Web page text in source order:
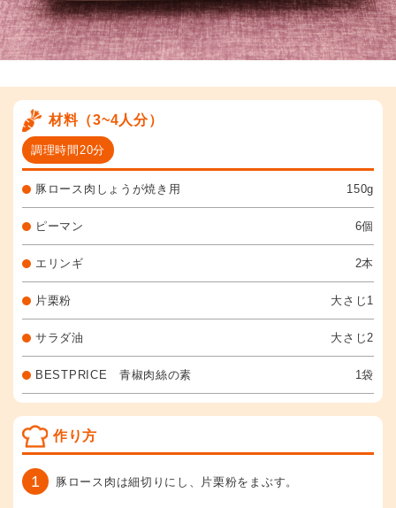
材料（3~4人分）
調理時間20分
豚ロース肉しょうが焼き用 150g
ピーマン 6個
エリンギ 2本
片栗粉 大さじ1
サラダ油 大さじ2
BESTPRICE 青椒肉絲の素 1袋
作り方
1 豚ロース肉は細切りにし、片栗粉をまぶす。